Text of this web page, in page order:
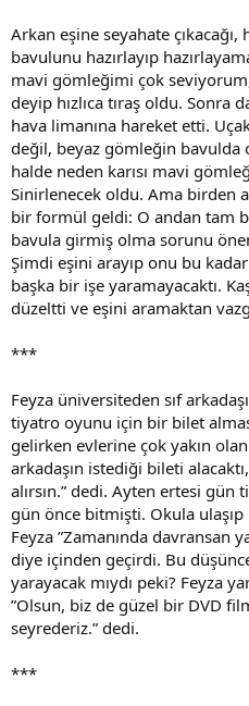
Arkan eşine seyahate
bavulunu hazırlayıp
mavi gömleğimi çok
deyip hızlıca tıraş oldu. Sonra
hava limanına hareket etti.
değil, beyaz gömleğin bavulda
halde neden karısı mavi
Sinirlenecek oldu. Ama birden
bir formül geldi: O andan tam
bavula girmiş olma sorunu
Şimdi eşini arayıp onu bu
başka bir işe yaramayacaktı.
düzeltti ve eşini aramaktan
***
Feyza üniversiteden sıf
tiyatro oyunu için bir bilet
gelirken evlerine çok yakın
arkadaşın istediği bileti
alırsın.” dedi. Ayten ertesi
gün önce bitmişti. Okula
Feyza ”Zamanında davransan
diye içinden geçirdi. Bu
yarayacak mıydı peki? Feyza
”Olsun, biz de güzel bir DVD
seyrederiz.” dedi.
***